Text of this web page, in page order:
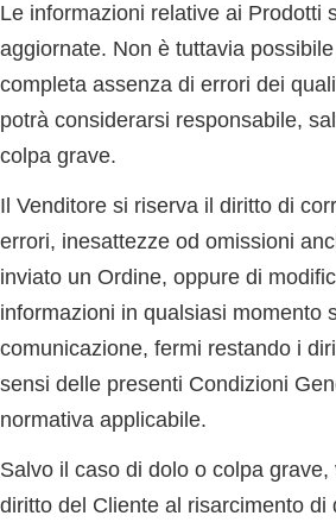
Le informazioni relative ai Prodotti
aggiornate. Non è tuttavia
completa assenza di errori dei
potrà considerarsi responsabile,
colpa grave.
Il Venditore si riserva il diritto di
errori, inesattezze od omissioni
inviato un Ordine, oppure di
informazioni in qualsiasi momento
comunicazione, fermi restando i
sensi delle presenti Condizioni
normativa applicabile.
Salvo il caso di dolo o colpa
diritto del Cliente al risarcimento di